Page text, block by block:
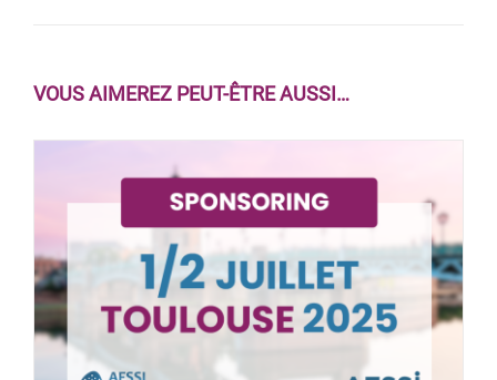
VOUS AIMEREZ PEUT-ÊTRE AUSSI…